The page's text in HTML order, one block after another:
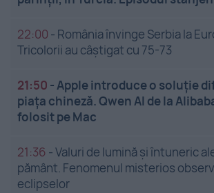
22:00 - România învinge Serbia la
Tricolorii au câștigat cu 75-73
21:50 -Apple introduce o soluție
piața chineză. Qwen AI de la
folosit pe Mac
21:36 -Valuri de lumină și întuneric
pământ. Fenomenul misterios
eclipselor